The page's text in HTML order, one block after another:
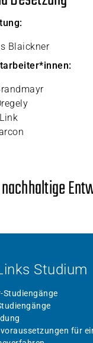
Blaickner
Studium
Studiengänge
für